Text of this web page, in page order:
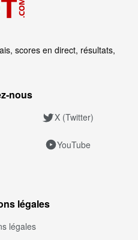
scores en direct, résultats,
X (Twitter)
YouTube
légales
légales